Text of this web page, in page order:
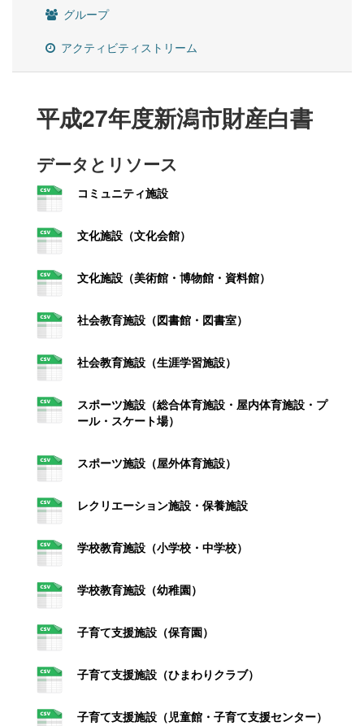
グループ
アクティビティストリーム
平成27年度新潟市財産白書
データとリソース
コミュニティ施設
文化施設（文化会館）
文化施設（美術館・博物館・資料館）
社会教育施設（図書館・図書室）
社会教育施設（生涯学習施設）
スポーツ施設（総合体育施設・屋内体育施設・プ
ール・スケート場）
スポーツ施設（屋外体育施設）
レクリエーション施設・保養施設
学校教育施設（小学校・中学校）
学校教育施設（幼稚園）
子育て支援施設（保育園）
子育て支援施設（ひまわりクラブ）
子育て支援施設（児童館・子育て支援センター）